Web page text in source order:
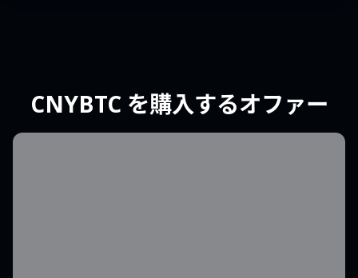
CNYBTC を購入するオファー